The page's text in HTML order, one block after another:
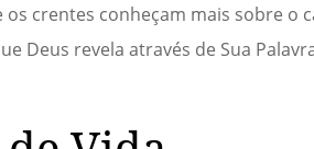
crentes conheçam mais sobre o
Deus revela através de Sua